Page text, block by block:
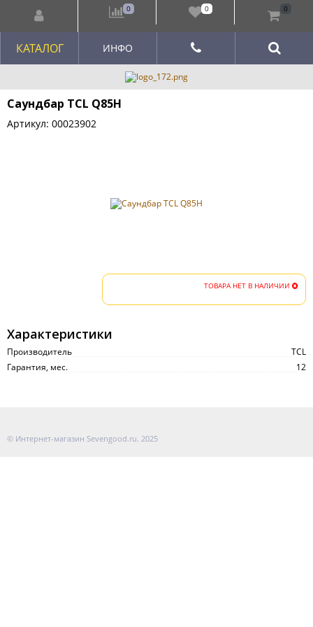
КАТАЛОГ ИНФО
Саундбар TCL Q85H
Артикул: 00023902
ТОВАРА НЕТ В НАЛИЧИИ
Характеристики
Производитель
TCL
Гарантия, мес.
12
© Интернет-магазин Sevengood.ru. 2025
0 0 0